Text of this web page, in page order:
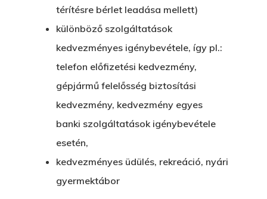
térítésre bérlet leadása mellett)
különböző szolgáltatások
kedvezményes igénybevétele, így pl.:
telefon előfizetési kedvezmény,
gépjármű felelősség biztosítási
kedvezmény, kedvezmény egyes
banki szolgáltatások igénybevétele
esetén,
kedvezményes üdülés, rekreáció, nyári
gyermektábor